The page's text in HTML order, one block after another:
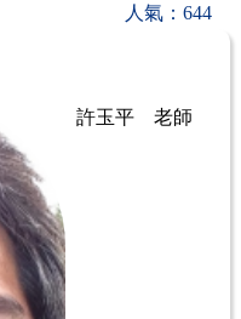
人氣：644
許玉平 老師